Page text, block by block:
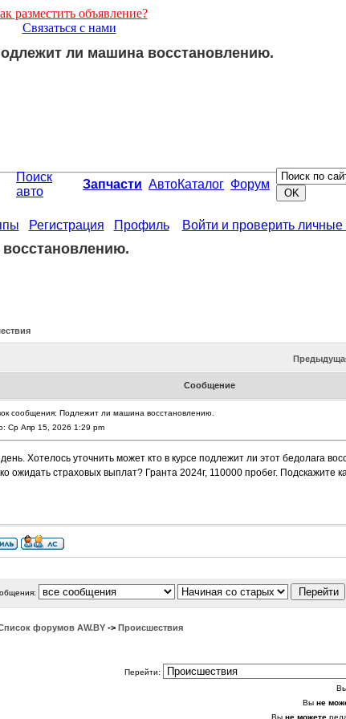
разместить объявление?
Связаться с нами
ли машина восстановлению.
Поиск
авто
Запчасти АвтоКаталог Форум
Регистрация Профиль Войти и проверить
Сообщение
сообщения: Подлежит ли машина восстановлению.
Ср Апр 15, 2026 1:29 pm
Хотелось уточнить может кто в курсе подлежит ли этот бедолага
ожидать страховых выплат? Гранта 2024г, 110000 пробег. Подскажите
форумов АW.BY -> Происшествия
Перейти:
Вы не
Вы не можете